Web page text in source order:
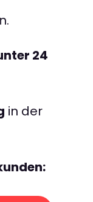
24
in der